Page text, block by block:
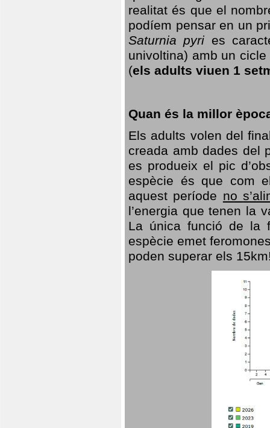
realitat és que el
podíem pensar en un
Saturnia pyri es
univoltina) amb un
(els adults viuen 1
Quan és la millor
Els adults volen del
creada amb dades del
es produeix el pic
espècie és que com
aquest període no
l’energia que tenen la
La única funció de la
espècie emet
poden superar els